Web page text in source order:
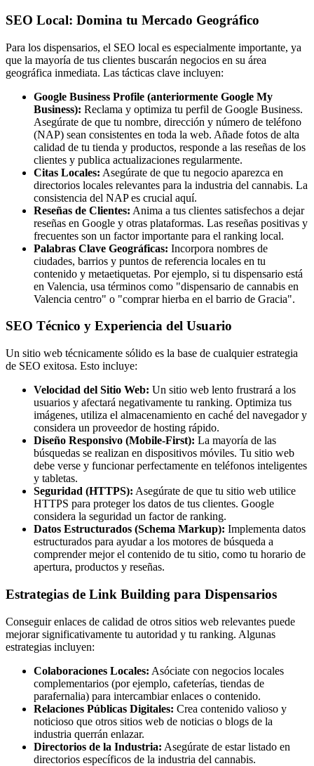
SEO Local: Domina tu Mercado Geográfico
Para los dispensarios, el SEO local es especialmente importante, ya
que la mayoría de tus clientes buscarán negocios en su área
geográfica inmediata. Las tácticas clave incluyen:
Google Business Profile (anteriormente Google My
Business): Reclama y optimiza tu perfil de Google Business.
Asegúrate de que tu nombre, dirección y número de teléfono
(NAP) sean consistentes en toda la web. Añade fotos de alta
calidad de tu tienda y productos, responde a las reseñas de los
clientes y publica actualizaciones regularmente.
Citas Locales: Asegúrate de que tu negocio aparezca en
directorios locales relevantes para la industria del cannabis. La
consistencia del NAP es crucial aquí.
Reseñas de Clientes: Anima a tus clientes satisfechos a dejar
reseñas en Google y otras plataformas. Las reseñas positivas y
frecuentes son un factor importante para el ranking local.
Palabras Clave Geográficas: Incorpora nombres de
ciudades, barrios y puntos de referencia locales en tu
contenido y metaetiquetas. Por ejemplo, si tu dispensario está
en Valencia, usa términos como "dispensario de cannabis en
Valencia centro" o "comprar hierba en el barrio de Gracia".
SEO Técnico y Experiencia del Usuario
Un sitio web técnicamente sólido es la base de cualquier estrategia
de SEO exitosa. Esto incluye:
Velocidad del Sitio Web: Un sitio web lento frustrará a los
usuarios y afectará negativamente tu ranking. Optimiza tus
imágenes, utiliza el almacenamiento en caché del navegador y
considera un proveedor de hosting rápido.
Diseño Responsivo (Mobile-First): La mayoría de las
búsquedas se realizan en dispositivos móviles. Tu sitio web
debe verse y funcionar perfectamente en teléfonos inteligentes
y tabletas.
Seguridad (HTTPS): Asegúrate de que tu sitio web utilice
HTTPS para proteger los datos de tus clientes. Google
considera la seguridad un factor de ranking.
Datos Estructurados (Schema Markup): Implementa datos
estructurados para ayudar a los motores de búsqueda a
comprender mejor el contenido de tu sitio, como tu horario de
apertura, productos y reseñas.
Estrategias de Link Building para Dispensarios
Conseguir enlaces de calidad de otros sitios web relevantes puede
mejorar significativamente tu autoridad y tu ranking. Algunas
estrategias incluyen:
Colaboraciones Locales: Asóciate con negocios locales
complementarios (por ejemplo, cafeterías, tiendas de
parafernalia) para intercambiar enlaces o contenido.
Relaciones Públicas Digitales: Crea contenido valioso y
noticioso que otros sitios web de noticias o blogs de la
industria querrán enlazar.
Directorios de la Industria: Asegúrate de estar listado en
directorios específicos de la industria del cannabis.